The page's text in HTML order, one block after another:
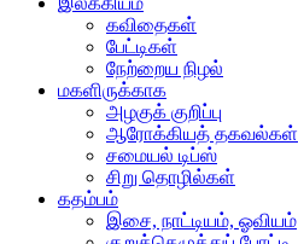
கவிதைகள்
பேட்டிகள்
நேற்றைய நிழல்
மகளிருக்காக
அழகுக் குறிப்பு
ஆரோக்கியத் தகவல்கள்
சமையல் டிப்ஸ்
சிறு தொழில்கள்
கதம்பம்
இசை, நாட்டியம், ஓவியம்